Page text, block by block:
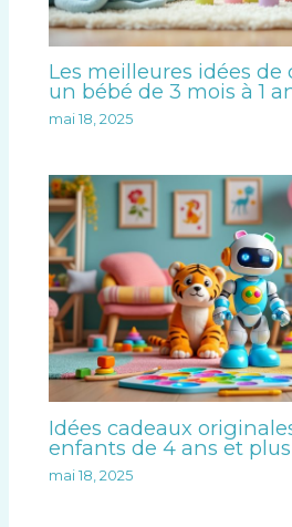
Les meilleures idées de
un bébé de 3 mois à 1
mai 18, 2025
Idées cadeaux
enfants de 4 ans et plus
mai 18, 2025